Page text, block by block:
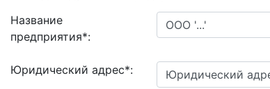
Название
предприятия*:
Юридический адрес*: